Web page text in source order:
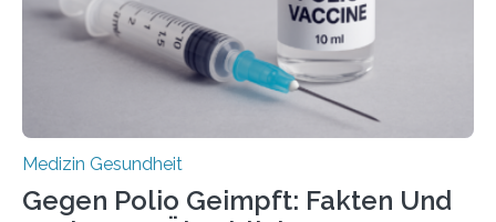
Schwachstelle im Erbgut einer Untergruppe des
Medulloblastoms gefunden. Die Wilhelm Sander-
Stiftung unterstützte das Projekt…
Medizin Gesundheit
Gegen Polio Geimpft: Fakten Und